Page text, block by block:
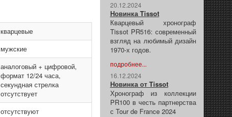
кварцевые
мужские
аналоговый + цифровой,
формат 12/24 часа,
секундная стрелка
отсутствует
отсутствуют
20.12.2024
Новинка Tissot
Кварцевый хронограф
Tissot PR516: современный
взгляд на любимый дизайн
1970-х годов.
подробнее...
16.12.2024
Новинка от Tissot
Хронограф из коллекции
PR100 в честь партнерства
с Tour de France 2024